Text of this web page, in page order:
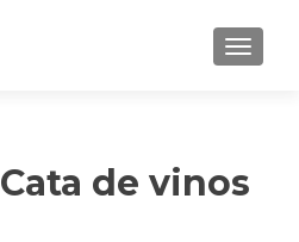
MENU
Cata de vinos